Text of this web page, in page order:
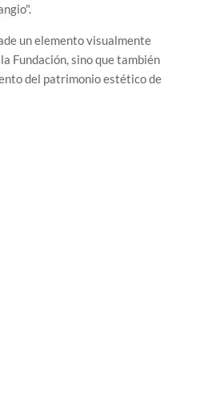
un elemento visualmente
Fundación, sino que también
del patrimonio estético de